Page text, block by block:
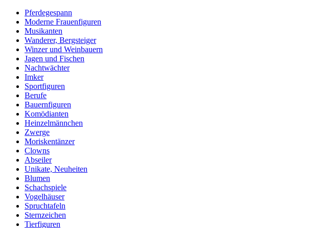
Pferdegespann
Moderne Frauenfiguren
Musikanten
Wanderer, Bergsteiger
Winzer und Weinbauern
Jagen und Fischen
Nachtwächter
Imker
Sportfiguren
Berufe
Bauernfiguren
Komödianten
Heinzelmännchen
Zwerge
Moriskentänzer
Clowns
Abseiler
Unikate, Neuheiten
Blumen
Schachspiele
Vogelhäuser
Spruchtafeln
Sternzeichen
Tierfiguren